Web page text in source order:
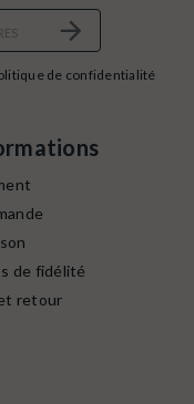
de confidentialité
de fidélité
retour